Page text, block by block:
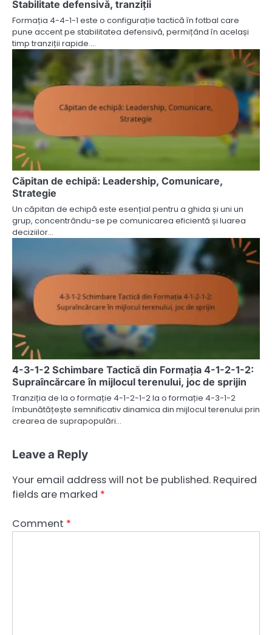
Stabilitate defensivă, tranziții
Formația 4-4-1-1 este o configurație tactică în fotbal care
pune accent pe stabilitatea defensivă, permițând în același
timp tranziții rapide.…
Căpitan de echipă: Leadership, Comunicare,
Strategie
Un căpitan de echipă este esențial pentru a ghida și uni un
grup, concentrându-se pe comunicarea eficientă și luarea
deciziilor…
4-3-1-2 Schimbare Tactică din Formația 4-1-2-1-2:
Supraîncărcare în mijlocul terenului, joc de sprijin
Tranziția de la o formație 4-1-2-1-2 la o formație 4-3-1-2
îmbunătățește semnificativ dinamica din mijlocul terenului prin
crearea de suprapopulări…
Leave a Reply
Your email address will not be published. Required
fields are marked *
Comment *